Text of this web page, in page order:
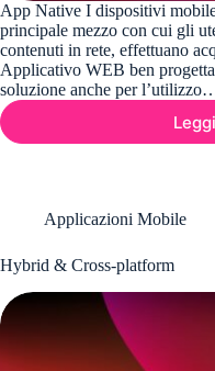
App Native I dispositivi
principale mezzo con cui gli
contenuti in rete, effettuano
Applicativo WEB ben
soluzione anche per
Applicazioni Mobile
Hybrid & Cross-platform